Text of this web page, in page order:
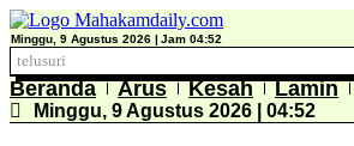
Lewati
ke
konten
Minggu, 9 Agustus 2026 | Jam 04:52
Beranda Arus Kesah Lamin
Minggu, 9 Agustus 2026 | 04:52